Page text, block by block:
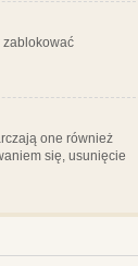
zablokować
one również
się, usunięcie